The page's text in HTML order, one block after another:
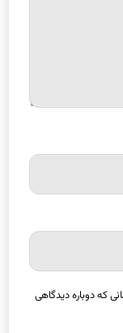
که دوباره دیدگاهی